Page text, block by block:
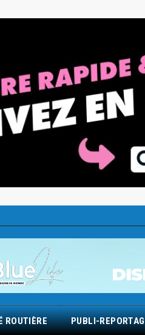
ROUTIÈRE PUBLI-